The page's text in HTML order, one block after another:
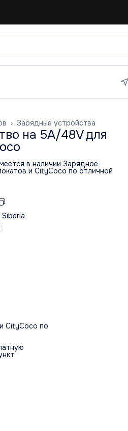
Зарядные устройства
›
на 5A/48V для
в наличии Зарядное
и CityCoco по отличной
на 5A/48V для самокатов
доставку по
на 1 год. Возможна срочная
Имеются в наличии
модели.
CityCoco по